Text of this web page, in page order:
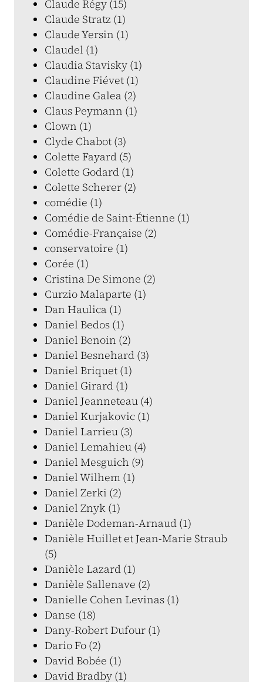
Claude Régy (15)
Claude Stratz (1)
Claude Yersin (1)
Claudel (1)
Claudia Stavisky (1)
Claudine Fiévet (1)
Claudine Galea (2)
Claus Peymann (1)
Clown (1)
Clyde Chabot (3)
Colette Fayard (5)
Colette Godard (1)
Colette Scherer (2)
comédie (1)
Comédie de Saint-Étienne (1)
Comédie-Française (2)
conservatoire (1)
Corée (1)
Cristina De Simone (2)
Curzio Malaparte (1)
Dan Haulica (1)
Daniel Bedos (1)
Daniel Benoin (2)
Daniel Besnehard (3)
Daniel Briquet (1)
Daniel Girard (1)
Daniel Jeanneteau (4)
Daniel Kurjakovic (1)
Daniel Larrieu (3)
Daniel Lemahieu (4)
Daniel Mesguich (9)
Daniel Wilhem (1)
Daniel Zerki (2)
Daniel Znyk (1)
Danièle Dodeman-Arnaud (1)
Danièle Huillet et Jean-Marie Straub
(5)
Danièle Lazard (1)
Danièle Sallenave (2)
Danielle Cohen Levinas (1)
Danse (18)
Dany-Robert Dufour (1)
Dario Fo (2)
David Bobée (1)
David Bradby (1)